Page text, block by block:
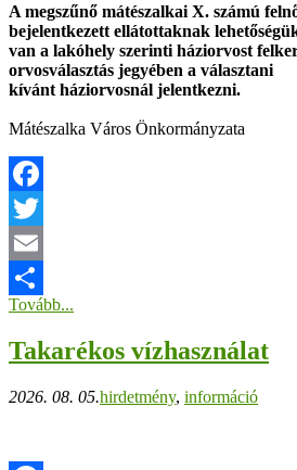
A megszűnő mátészalkai X. számú
bejelentkezett ellátottaknak
van a lakóhely szerinti háziorvost
orvosválasztás jegyében a választani
kívánt háziorvosnál jelentkezni.
Mátészalka Város Önkormányzata
Facebook
Twitter
Email
Ossza
meg
Tovább...
Takarékos vízhasználat
2026. 08. 05.hirdetmény, információ